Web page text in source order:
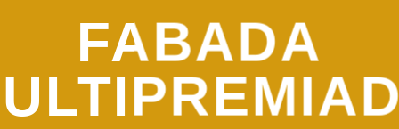
FABADA